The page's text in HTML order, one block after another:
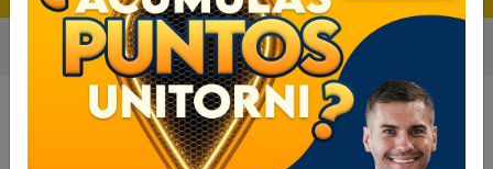
Herramientas Herramienta Manual
LLAVE EXPANSIVA SATA 18" ST47207SC
LLAVE EXPANSIVA SATA 18"
ST47207SC